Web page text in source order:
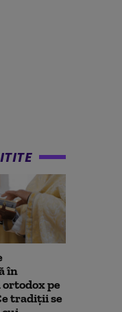
în
pe
tradiții se